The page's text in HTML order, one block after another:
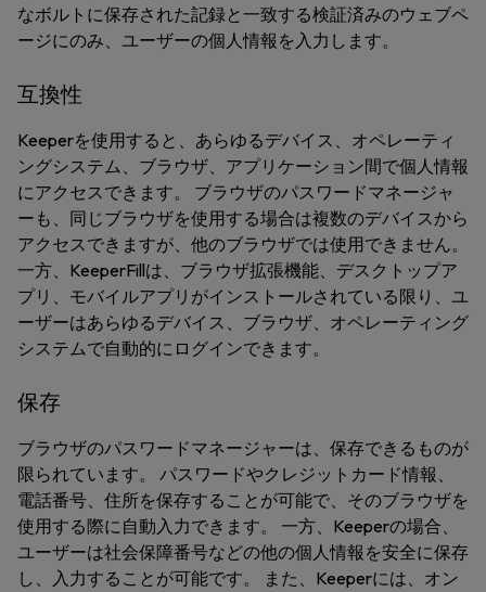
なボルトに保存された記録と一致する検証済みのウェブペ
ージにのみ、ユーザーの個人情報を入力します。
互換性
Keeperを使用すると、あらゆるデバイス、オペレーティ
ングシステム、ブラウザ、アプリケーション間で個人情報
にアクセスできます。 ブラウザのパスワードマネージャ
ーも、同じブラウザを使用する場合は複数のデバイスから
アクセスできますが、他のブラウザでは使用できません。
一方、KeeperFillは、ブラウザ拡張機能、デスクトップア
プリ、モバイルアプリがインストールされている限り、ユ
ーザーはあらゆるデバイス、ブラウザ、オペレーティング
システムで自動的にログインできます。
保存
ブラウザのパスワードマネージャーは、保存できるものが
限られています。 パスワードやクレジットカード情報、
電話番号、住所を保存することが可能で、そのブラウザを
使用する際に自動入力できます。 一方、Keeperの場合、
ユーザーは社会保障番号などの他の個人情報を安全に保存
し、入力することが可能です。 また、Keeperには、オン